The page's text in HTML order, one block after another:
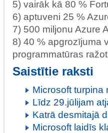
5) vairāk kā 80 %
6) aptuveni 25 %
7) 500 miljonu Azure
8) 40 % apgrozījuma
programmatūras
Saistītie raksti
Microsoft turpina
Līdz 29.jūlijam
Katrā desmitajā
Microsoft laidīs